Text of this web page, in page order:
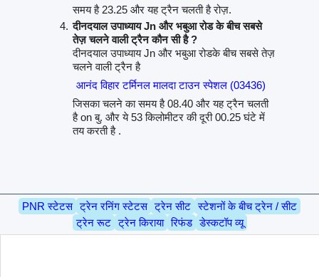
समय है 23.25 और यह ट्रैन चलती है रोज़.
दीनदयाल उपाध्याय Jn और भबुआ रोड के बीच सबसे
तेज़ चलने वाली ट्रैन कौन सी है ?
दीनदयाल उपाध्याय Jn और भबुआ रोडके बीच सबसे तेज़
चलने वाली ट्रैन है
आनंद विहार टर्मिनल मालदा टाउन स्पेशल (03436)
जिसका चलने का समय है 08.40 और यह ट्रैन चलती
है on बु. और ये 53 किलोमीटर की दूरी 00.25 घंटे में
तय करती है .
PNR स्टेटस ट्रेन रनिंग स्टेटस ट्रेन सीट स्टेशनों के बीच ट्रेन / सीट
ट्रेन रूट ट्रेन किराया रिफंड डेस्कटॉप व्यू